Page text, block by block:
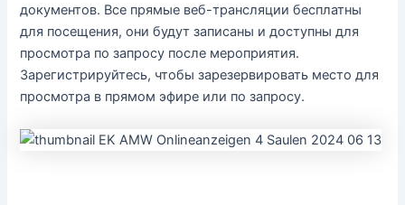
документов. Все прямые веб-трансляции бесплатны
для посещения, они будут записаны и доступны для
просмотра по запросу после мероприятия.
Зарегистрируйтесь, чтобы зарезервировать место для
просмотра в прямом эфире или по запросу.